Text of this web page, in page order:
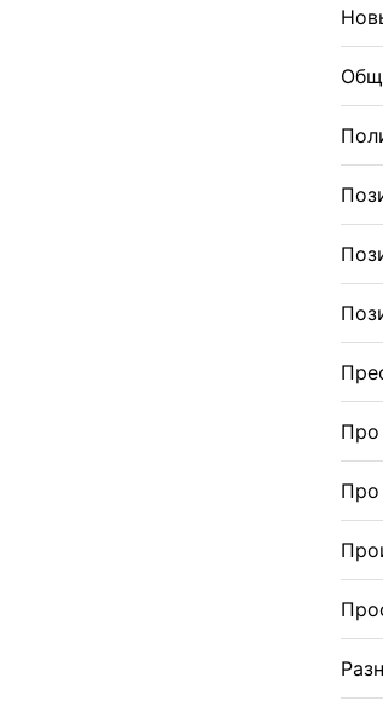
Про
Про